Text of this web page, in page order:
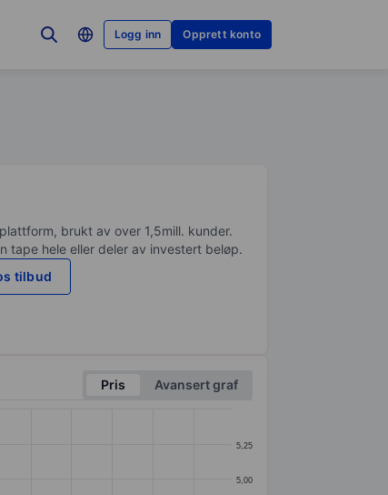
Logg inn Opprett konto
brukt av over 1,5mill. kunder.
tape hele eller deler av investert beløp.
tilbud
Pris
Avansert graf
5,00
5,25